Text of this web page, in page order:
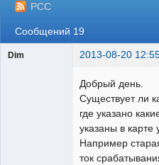
РСС
Сообщений 19
Dim 2013-08-20
Добрый день.
Существует ли
где указано
указаны в карте
Например
ток